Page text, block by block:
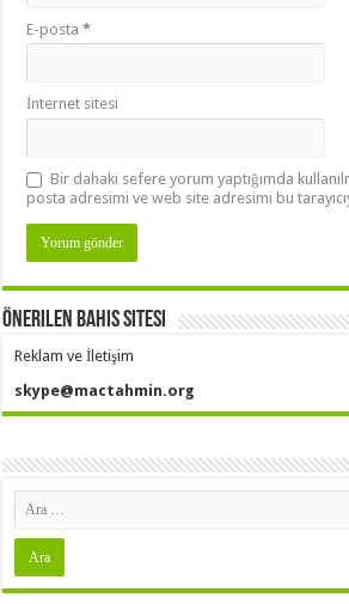
E-posta*
İnternet sitesi
Bir dahaki sefere yorum yaptığımda
posta adresimi ve web site adresimi bu
Önerilen Bahis Sitesi
Reklam ve İletişim
skype@mactahmin.org